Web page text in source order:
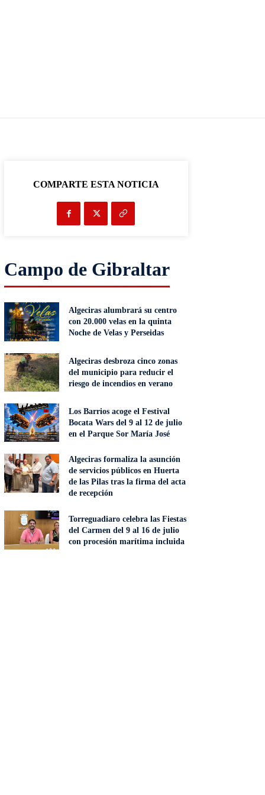
COMPARTE ESTA NOTICIA
Campo de Gibraltar
Algeciras alumbrará su centro
con 20.000 velas en la quinta
Noche de Velas y Perseidas
Algeciras desbroza cinco zonas
del municipio para reducir el
riesgo de incendios en verano
Los Barrios acoge el Festival
Bocata Wars del 9 al 12 de julio
en el Parque Sor María José
Algeciras formaliza la asunción
de servicios públicos en Huerta
de las Pilas tras la firma del acta
de recepción
Torreguadiaro celebra las Fiestas
del Carmen del 9 al 16 de julio
con procesión marítima incluida